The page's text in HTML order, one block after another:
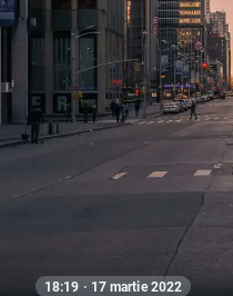
18:19 · 17 martie 2022